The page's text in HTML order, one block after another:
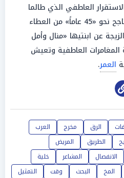
العاطفي الذي طالما
بحثت عنه، واستمر زواجهما الناجح نحو «45 عاماً» من العطاء
عن ابنتيها «منال وأمل
العاطفية وتعيش
العمر.
الرق مخرج
العرب
الطريق
المريض
الانفصال المشاعر
خلية
المخ البحث وقت
التمثيل